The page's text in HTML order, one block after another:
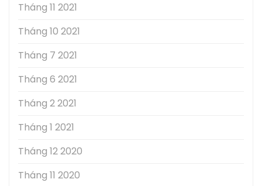
Tháng 11 2021
Tháng 10 2021
Tháng 7 2021
Tháng 6 2021
Tháng 2 2021
Tháng 1 2021
Tháng 12 2020
Tháng 11 2020